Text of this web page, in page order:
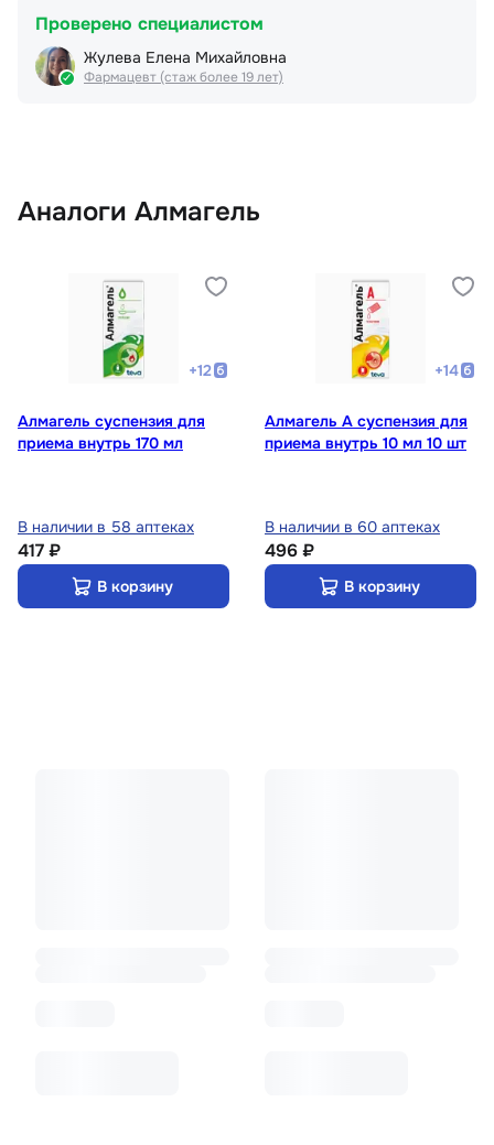
Проверено специалистом
Жулева Елена Михайловна
Фармацевт (стаж более 19 лет)
Аналоги Алмагель
+12
Алмагель суспензия для
приема внутрь 170 мл
В наличии в 58 аптеках
417 ₽
В корзину
+14
Алмагель А суспензия для
приема внутрь 10 мл 10 шт
В наличии в 60 аптеках
496 ₽
В корзину